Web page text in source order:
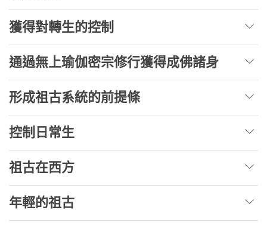
獲得對轉生的控制
通過無上瑜伽密宗修行獲得成佛諸身
形成祖古系統的前提條
控制日常生
祖古在西方
年輕的祖古